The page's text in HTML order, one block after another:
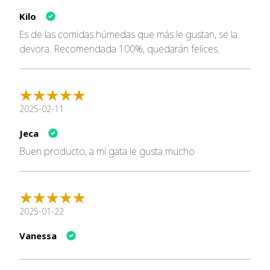
Reducir el riesgo de sobrepeso, gracias a su
formulación balanceada y rica en proteínas.
Análisis Nutricional
Nutriente
Contenido
Aceites y Grasas Crudas
Cenizas Crudas
Fibras Crudas
Humedad
82%
Detalles Nutricionales
Proteínas (10%)
Aceites y Grasas Crudas (3.5%)
Kilo
Es de las comidas húmedas que más le gustan, se la
devora. Recomendada 100%, quedarán felices.
2025-02-11
Jeca
Buen producto, a mi gata le gusta mucho
2025-01-22
Vanessa